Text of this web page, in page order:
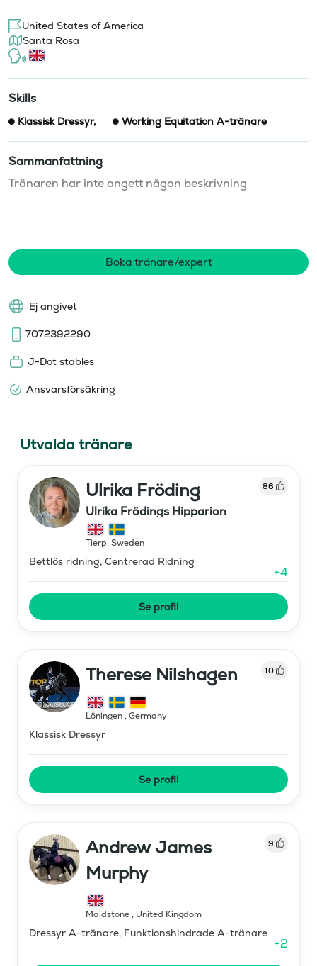
United States of America
Santa Rosa
Skills
Klassisk Dressyr, Working Equitation A-tränare
Sammanfattning
Tränaren har inte angett någon beskrivning
Boka tränare/expert
Ej angivet
7072392290
J-Dot stables
Ansvarsförsäkring
Utvalda tränare
Ulrika Fröding 86
Ulrika Frödings Hipparion
Tierp, Sweden
Bettlös ridning, Centrerad Ridning
+4
Se profil
Therese Nilshagen 10
Löningen, Germany
Klassisk Dressyr
Se profil
Andrew James
Murphy
9
Maidstone, United Kingdom
Dressyr A-tränare, Funktionshindrade A-tränare
+2